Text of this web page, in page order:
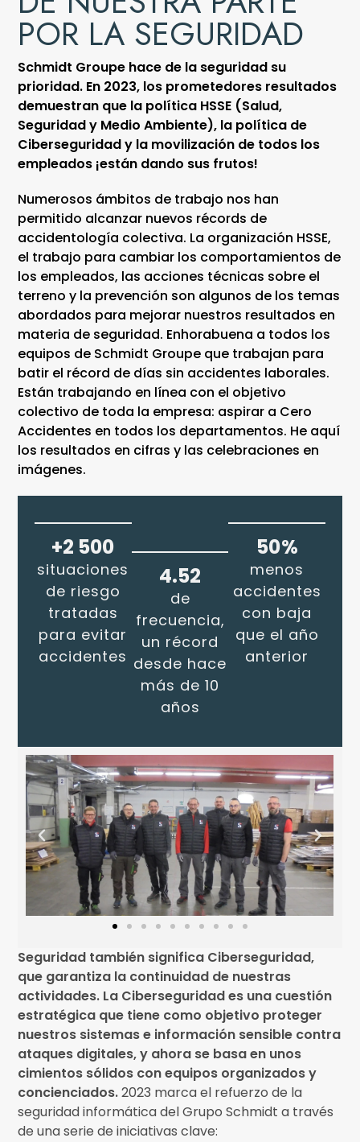
POR LA SEGURIDAD
Schmidt Groupe hace de la seguridad su
prioridad. En 2023, los prometedores resultados
demuestran que la política HSSE (Salud,
Seguridad y Medio Ambiente), la política de
Ciberseguridad y la movilización de todos los
empleados ¡están dando sus frutos!
Numerosos ámbitos de trabajo nos han
permitido alcanzar nuevos récords de
accidentología colectiva. La organización HSSE,
el trabajo para cambiar los comportamientos de
los empleados, las acciones técnicas sobre el
terreno y la prevención son algunos de los temas
abordados para mejorar nuestros resultados en
materia de seguridad. Enhorabuena a todos los
equipos de Schmidt Groupe que trabajan para
batir el récord de días sin accidentes laborales.
Están trabajando en línea con el objetivo
colectivo de toda la empresa: aspirar a Cero
Accidentes en todos los departamentos. He aquí
los resultados en cifras y las celebraciones en
imágenes.
+2 500
situaciones
de riesgo
tratadas
para evitar
accidentes
4.52
de
frecuencia,
un récord
desde hace
más de 10
años
50%
menos
accidentes
con baja
que el año
anterior
Seguridad también significa Ciberseguridad,
que garantiza la continuidad de nuestras
actividades. La Ciberseguridad es una cuestión
estratégica que tiene como objetivo proteger
nuestros sistemas e información sensible contra
ataques digitales, y ahora se basa en unos
cimientos sólidos con equipos organizados y
concienciados.2023 marca el refuerzo de la
seguridad informática del Grupo Schmidt a través
de una serie de iniciativas clave: